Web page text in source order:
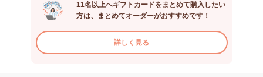
11名以上へギフトカードをまとめて購入したい
方は、まとめてオーダーがおすすめです！
詳しく見る